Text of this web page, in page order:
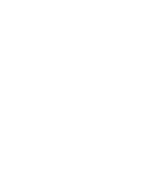
site
td>